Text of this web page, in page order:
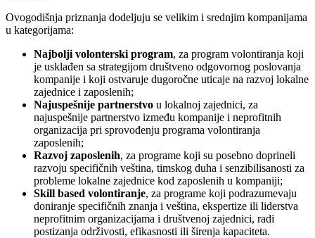
Ovogodišnja priznanja dodeljuju se velikim i srednjim kompanijama
u kategorijama:
Najbolji volonterski program, za program volontiranja koji
je usklađen sa strategijom društveno odgovornog poslovanja
kompanije i koji ostvaruje dugoročne uticaje na razvoj lokalne
zajednice i zaposlenih;
Najuspešnije partnerstvo u lokalnoj zajednici, za
najuspešnije partnerstvo između kompanije i neprofitnih
organizacija pri sprovođenju programa volontiranja
zaposlenih;
Razvoj zaposlenih, za programe koji su posebno doprineli
razvoju specifičnih veština, timskog duha i senzibilisanosti za
probleme lokalne zajednice kod zaposlenih u kompaniji;
Skill based volontiranje, za programe koji podrazumevaju
doniranje specifičnih znanja i veština, ekspertize ili liderstva
neprofitnim organizacijama i društvenoj zajednici, radi
postizanja održivosti, efikasnosti ili širenja kapaciteta.